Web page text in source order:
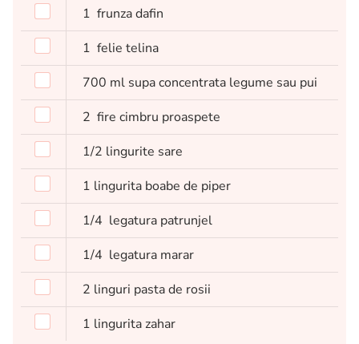
1 frunza dafin
1 felie telina
700 ml supa concentrata legume sau pui
2 fire cimbru proaspete
1/2 lingurite sare
1 lingurita boabe de piper
1/4 legatura patrunjel
1/4 legatura marar
2 linguri pasta de rosii
1 linguritazahar